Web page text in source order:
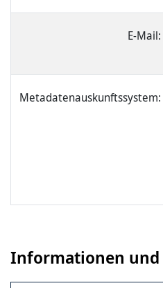
E-Mail:
Metadatenauskunftssystem:
Informationen und